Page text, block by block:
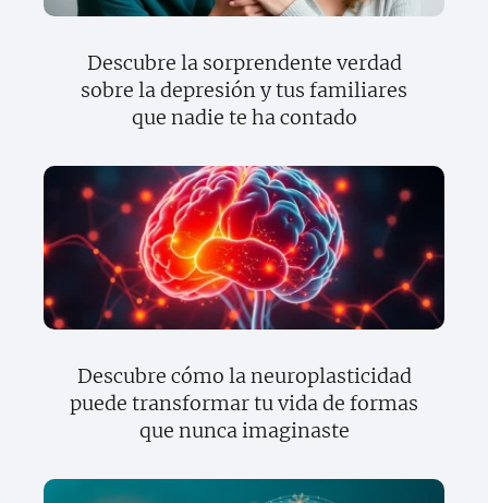
Descubre la sorprendente verdad
sobre la depresión y tus familiares
que nadie te ha contado
Descubre cómo la neuroplasticidad
puede transformar tu vida de formas
que nunca imaginaste